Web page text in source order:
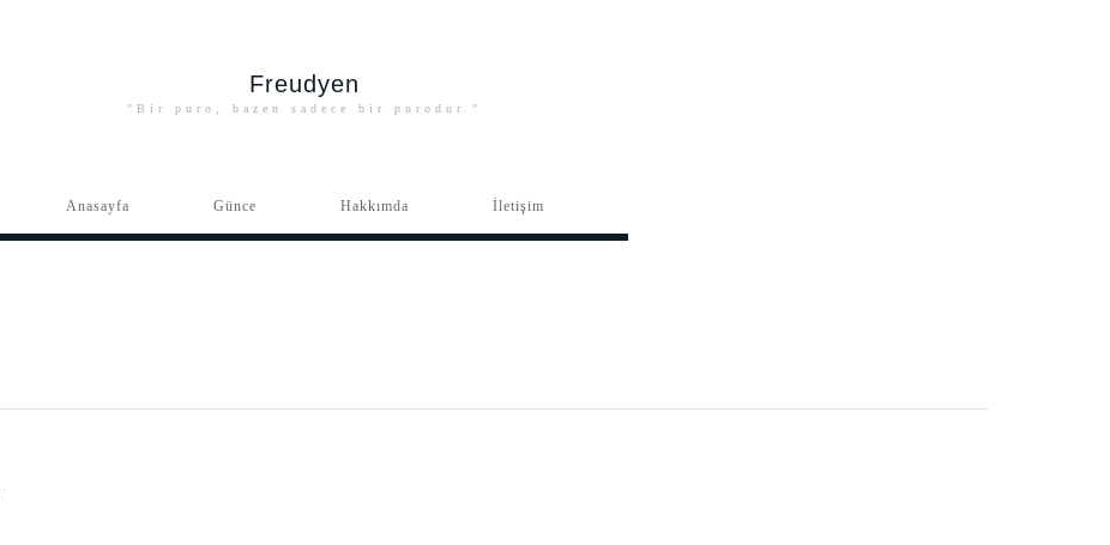
Freudyen
"Bir puro, bazen sadece bir purodur."
Anasayfa Günce Hakkımda İletişim